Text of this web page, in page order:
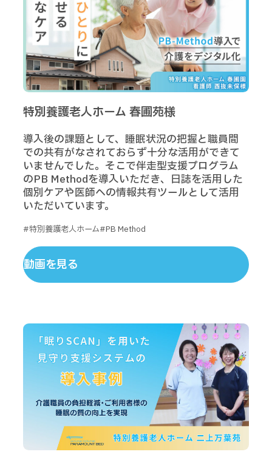
特別養護老人ホーム 春圃苑様
導入後の課題として、睡眠状況の把握と職員間
での共有がなされておらず十分な活用ができて
いませんでした。そこで伴走型支援プログラム
のPB Methodを導入いただき、日誌を活用した
個別ケアや医師への情報共有ツールとして活用
いただいています。
#特別養護老人ホーム#PB Method
動画を見る